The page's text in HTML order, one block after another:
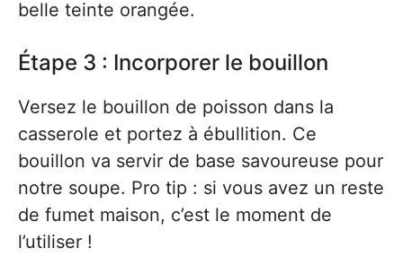
belle teinte orangée.
Étape 3 : Incorporer le bouillon
Versez le bouillon de poisson dans la
casserole et portez à ébullition. Ce
bouillon va servir de base savoureuse pour
notre soupe. Pro tip : si vous avez un reste
de fumet maison, c’est le moment de
l’utiliser !